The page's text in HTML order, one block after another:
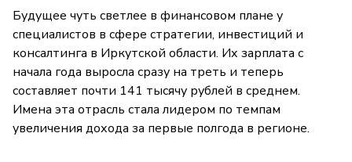
Будущее чуть светлее в финансовом плане у
специалистов в сфере стратегии, инвестиций и
консалтинга в Иркутской области. Их зарплата с
начала года выросла сразу на треть и теперь
составляет почти 141 тысячу рублей в среднем.
Имена эта отрасль стала лидером по темпам
увеличения дохода за первые полгода в регионе.